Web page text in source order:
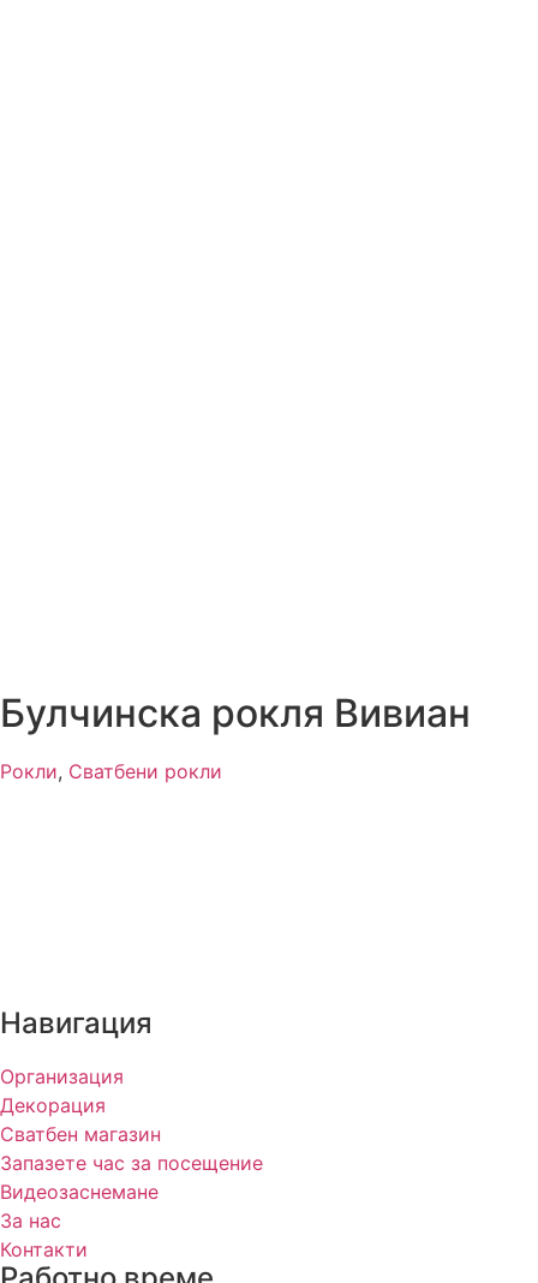
Булчинска рокля Вивиан
Рокли, Сватбени рокли
Навигация
Организация
Декорация
Сватбен магазин
Запазете час за посещение
Видеозаснемане
За нас
Контакти